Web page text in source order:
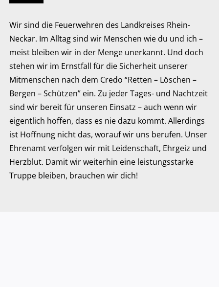
Wir sind die Feuerwehren des Landkreises Rhein-
Neckar. Im Alltag sind wir Menschen wie du und ich –
meist bleiben wir in der Menge unerkannt. Und doch
stehen wir im Ernstfall für die Sicherheit unserer
Mitmenschen nach dem Credo “Retten – Löschen –
Bergen – Schützen” ein. Zu jeder Tages- und Nachtzeit
sind wir bereit für unseren Einsatz – auch wenn wir
eigentlich hoffen, dass es nie dazu kommt. Allerdings
ist Hoffnung nicht das, worauf wir uns berufen. Unser
Ehrenamt verfolgen wir mit Leidenschaft, Ehrgeiz und
Herzblut. Damit wir weiterhin eine leistungsstarke
Truppe bleiben, brauchen wir dich!